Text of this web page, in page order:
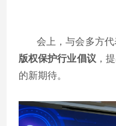
会上，与会多方代
版权保护行业倡议 ，
的新期待。